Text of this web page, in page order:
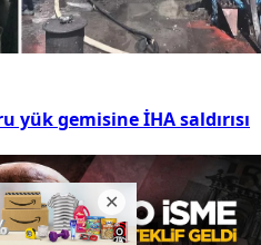
yük gemisine İHA saldırısı